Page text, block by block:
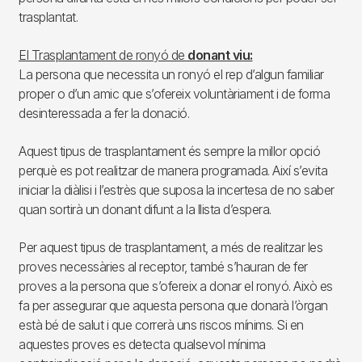
trasplantat.
El Trasplantament de ronyó de donant viu:
La persona que necessita un ronyó el rep d’algun familiar
proper o d’un amic que s’ofereix voluntàriament i de forma
desinteressada a fer la donació.
Aquest tipus de trasplantament és sempre la millor opció
perquè es pot realitzar de manera programada. Així s’evita
iniciar la diàlisi i l’estrès que suposa la incertesa de no saber
quan sortirà un donant difunt a la llista d’espera.
Per aquest tipus de trasplantament, a més de realitzar les
proves necessàries al receptor, també s’hauran de fer
proves a la persona que s’ofereix a donar el ronyó. Això es
fa per assegurar que aquesta persona que donarà l’òrgan
està bé de salut i que correrà uns riscos mínims. Si en
aquestes proves es detecta qualsevol mínima